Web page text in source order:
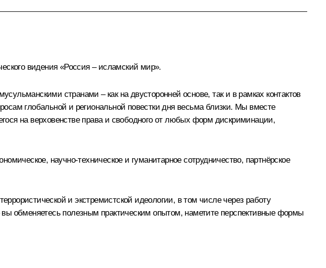
видения «Россия – исламский мир».
странами – как на двусторонней основе, так и в рамках контактов
глобальной и региональной повестки дня весьма близки. Мы вместе
на верховенстве права и свободного от любых форм дискриминации,
научно-техническое и гуманитарное сотрудничество, партнёрское
и экстремистской идеологии, в том числе через работу
обменяетесь полезным практическим опытом, наметите перспективные формы